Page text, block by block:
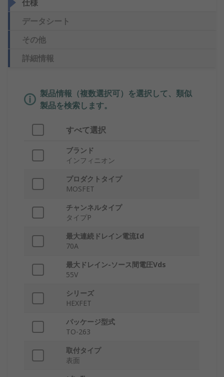
仕様
データシート
その他
詳細情報
製品情報（複数選択可）を選択して、類似
製品を検索します。
すべて選択
ブランド
インフィニオン
プロダクトタイプ
MOSFET
チャンネルタイプ
タイプP
最大連続ドレイン電流Id
70A
最大ドレイン-ソース間電圧Vds
55V
シリーズ
HEXFET
パッケージ型式
TO-263
取付タイプ
表面